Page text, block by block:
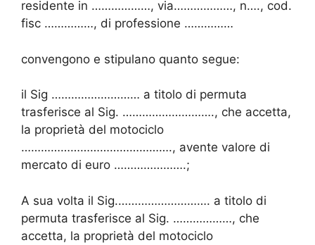
residente in ………………, via………………, n…., cod.
fisc ……………, di professione ……………
convengono e stipulano quanto segue:
il Sig ……………………… a titolo di permuta
trasferisce al Sig. ………………………., che accetta,
la proprietà del motociclo
………………………………………., avente valore di
mercato di euro ………………….;
A sua volta il Sig.………………………. a titolo di
permuta trasferisce al Sig. ………………, che
accetta, la proprietà del motociclo